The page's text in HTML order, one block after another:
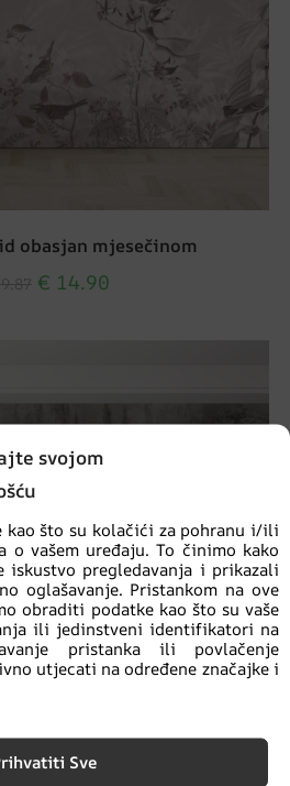
svojom
što su kolačići za pohranu i/ili
o vašem uređaju. To činimo kako
iskustvo pregledavanja i prikazali
oglašavanje. Pristankom na ove
obraditi podatke kao što su vaše
ili jedinstveni identifikatori na
pristanka ili povlačenje
utjecati na određene značajke i
Sve
obasjan mjesečinom
€ 14.90